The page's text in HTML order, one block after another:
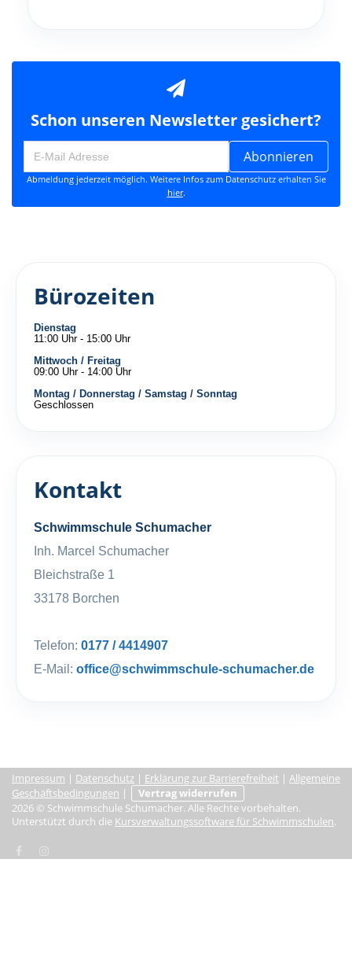
Schon unseren Newsletter gesichert?
Abonnieren
Abmeldung jederzeit möglich. Weitere Infos zum Datenschutz erhalten Sie
hier.
Bürozeiten
Dienstag
11:00 Uhr - 15:00 Uhr
Mittwoch / Freitag
09:00 Uhr - 14:00 Uhr
Montag / Donnerstag / Samstag / Sonntag
Geschlossen
Kontakt
Schwimmschule Schumacher
Inh. Marcel Schumacher
Bleichstraße 1
33178 Borchen
Telefon: 0177 / 4414907
E-Mail: office@schwimmschule-schumacher.de
Impressum | Datenschutz | Erklärung zur Barrierefreiheit | Allgemeine
Geschäftsbedingungen |
Vertrag widerrufen
2026 © Schwimmschule Schumacher. Alle Rechte vorbehalten.
Unterstützt durch die Kursverwaltungssoftware für Schwimmschulen.